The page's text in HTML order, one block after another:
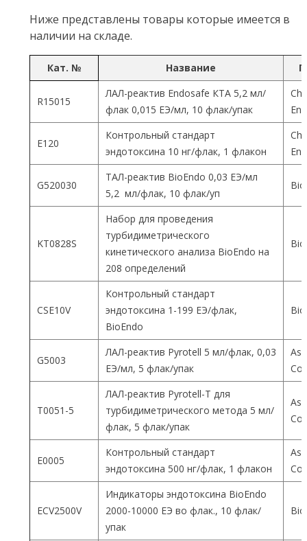
Ниже представлены товары которые имеется в
наличии на складе.
Кат. № Название
R15015
ЛАЛ-реактив Endosafe КТА 5,2 мл/
флак 0,015 ЕЭ/мл, 10 флак/упак
Е120
Контрольный стандарт
эндотоксина 10 нг/флак, 1 флакон
G520030
ТАЛ-реактив BioEndo 0,03 ЕЭ/мл
5,2 мл/флак, 10 флак/уп
KT0828S
Набор для проведения
турбидиметрического
кинетического анализа BioEndo на
208 определений
CSE10V
Контрольный стандарт
эндотоксина 1-199 ЕЭ/флак,
BioEndo
G5003
ЛАЛ-реактив Pyrotell 5 мл/флак, 0,03
ЕЭ/мл, 5 флак/упак
T0051-5
ЛАЛ-реактив Pyrotell-T для
турбидиметрического метода 5 мл/
флак, 5 флак/упак
E0005
Контрольный стандарт
эндотоксина 500 нг/флак, 1 флакон
ECV2500V
Индикаторы эндотоксина BioEndo
2000-10000 ЕЭ во флак., 10 флак/
упак